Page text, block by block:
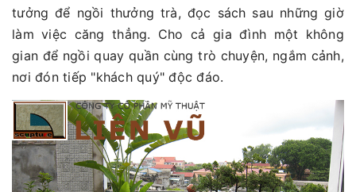
tưởng để ngồi thưởng trà, đọc sách sau những giờ
làm việc căng thẳng. Cho cả gia đình một không
gian để ngồi quay quần cùng trò chuyện, ngắm cảnh,
nơi đón tiếp "khách quý" độc đáo.